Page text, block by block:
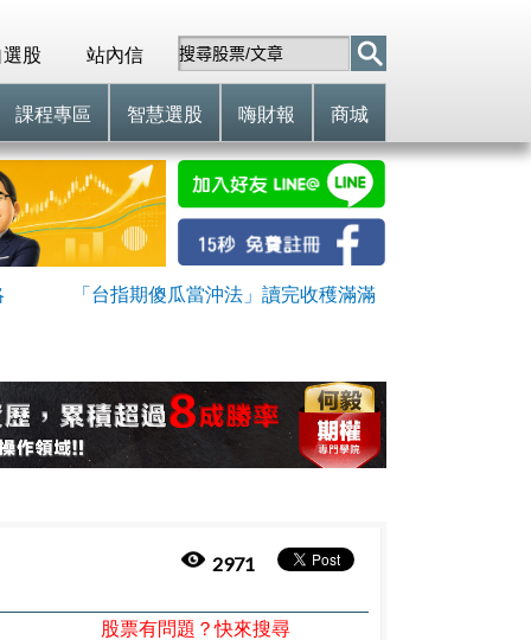
站內信
選股
課程專區 智慧選股 嗨財報 商城
「台指期傻瓜當沖法」讀完收穫滿滿
2971
股票有問題？快來搜尋